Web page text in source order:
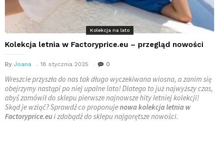
Kolekcja na lato
Kolekcja letnia w Factoryprice.eu – przegląd nowości
By Joana 18 stycznia 2025 0
Wreszcie przyszła do nas tak długo wyczekiwana wiosna, a zanim się
obejrzymy nastąpi po niej upalne lato! Dlatego to już najwyższy czas,
abyś zamówił do sklepu pierwsze najnowsze hity letniej kolekcji!
Skąd je wziąć? Sprawdź co proponujenowa kolekcja letnia w
Factoryprice.eui zdobądź do sklepu najgorętsze nowości.